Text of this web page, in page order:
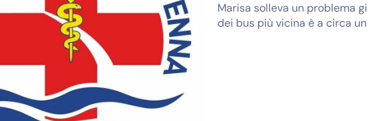
Marisa solleva un problema
dei bus più vicina è a circa